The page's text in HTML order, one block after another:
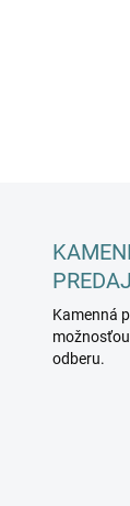
Kamenná
odberu.